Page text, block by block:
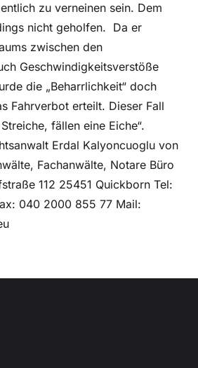
zu verneinen sein. Dem
nicht geholfen. Da er
zwischen den
Geschwindigkeitsverstöße
die „Beharrlichkeit“ doch
Fahrverbot erteilt. Dieser Fall
fällen eine Eiche“.
Erdal Kalyoncuoglu von
Fachanwälte, Notare Büro
112 25451 Quickborn Tel:
040 2000 855 77 Mail: